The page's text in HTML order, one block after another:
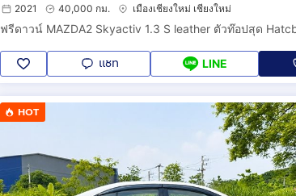
2021
40,000 กม. เมืองเชียงใหม่ เชียงใหม่
แชท LINE
HOT